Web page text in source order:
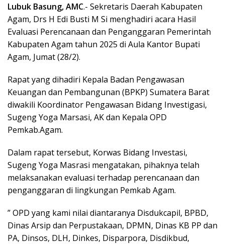
Lubuk Basung, AMC.- Sekretaris Daerah Kabupaten
Agam, Drs H Edi Busti M Si menghadiri acara Hasil
Evaluasi Perencanaan dan Penganggaran Pemerintah
Kabupaten Agam tahun 2025 di Aula Kantor Bupati
Agam, Jumat (28/2).
Rapat yang dihadiri Kepala Badan Pengawasan
Keuangan dan Pembangunan (BPKP) Sumatera Barat
diwakili Koordinator Pengawasan Bidang Investigasi,
Sugeng Yoga Marsasi, AK dan Kepala OPD
Pemkab.Agam.
Dalam rapat tersebut, Korwas Bidang Investasi,
Sugeng Yoga Masrasi mengatakan, pihaknya telah
melaksanakan evaluasi terhadap perencanaan dan
penganggaran di lingkungan Pemkab Agam.
” OPD yang kami nilai diantaranya Disdukcapil, BPBD,
Dinas Arsip dan Perpustakaan, DPMN, Dinas KB PP dan
PA, Dinsos, DLH, Dinkes, Disparpora, Disdikbud,